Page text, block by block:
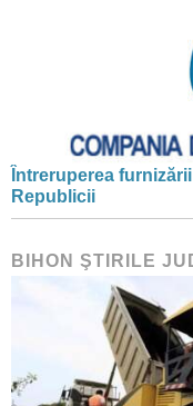
Întreruperea
Republicii
BIHON ŞTIRILE